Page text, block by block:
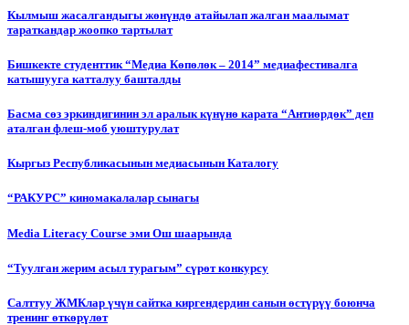
Кылмыш жасалгандыгы жөнүндө атайылап жалган маалымат
тараткандар жоопко тартылат
Бишкекте студенттик “Медиа Көпөлөк – 2014” медиафестивалга
катышууга катталуу башталды
Басма сөз эркиндигинин эл аралык күнүнө карата “Антиөрдөк” деп
аталган флеш-моб уюштурулат
Кыргыз Республикасынын медиасынын Каталогу
“РАКУРС” киномакалалар сынагы
Media Literacy Сourse эми Ош шаарында
“Туулган жерим асыл турагым” сүрөт конкурсу
Салттуу ЖМКлар үчүн сайтка киргендердин санын өстүрүү боюнча
тренинг өткөрүлөт